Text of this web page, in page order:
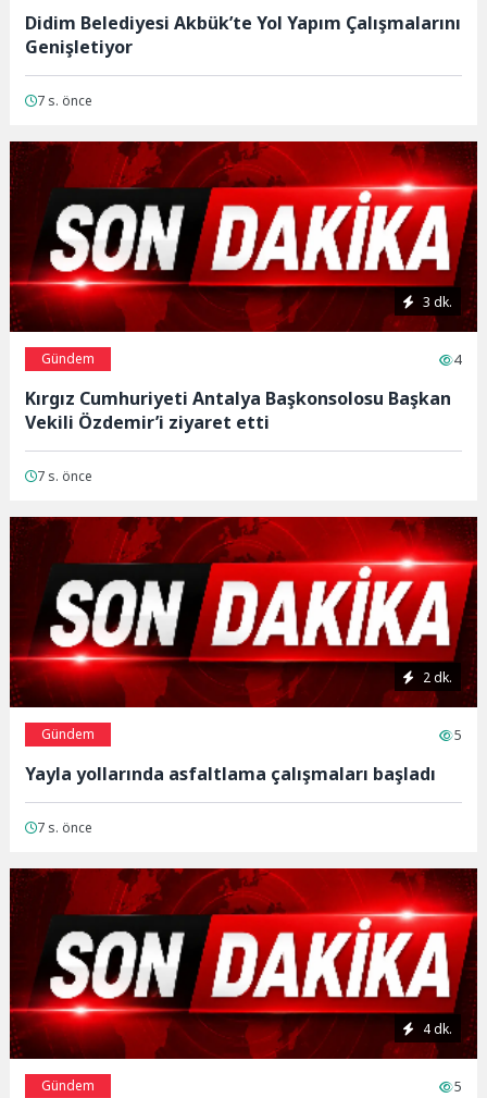
Didim Belediyesi Akbük’te Yol Yapım Çalışmalarını
Genişletiyor
7 s. önce
3 dk.
Gündem 4
Kırgız Cumhuriyeti Antalya Başkonsolosu Başkan
Vekili Özdemir’i ziyaret etti
7 s. önce
2 dk.
Gündem 5
Yayla yollarında asfaltlama çalışmaları başladı
7 s. önce
4 dk.
Gündem 5